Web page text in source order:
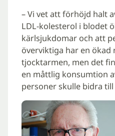
– Vi vet att förhöjd halt
LDL-kolesterol i blodet
kärlsjukdomar och att
överviktiga har en ökad
tjocktarmen, men det
en måttlig konsumtion
personer skulle bidra till